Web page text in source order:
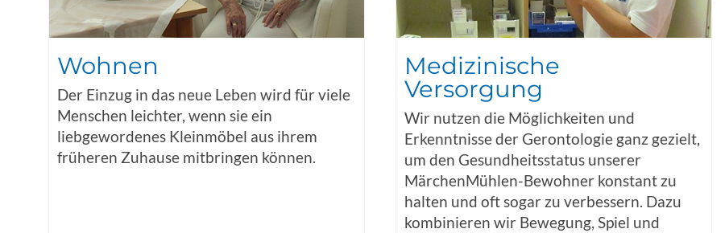
Wohnen
Der Einzug in das neue Leben wird für viele
Menschen leichter, wenn sie ein
liebgewordenes Kleinmöbel aus ihrem
früheren Zuhause mitbringen können.
Medizinische
Versorgung
Wir nutzen die Möglichkeiten und
Erkenntnisse der Gerontologie ganz gezielt,
um den Gesundheitsstatus unserer
MärchenMühlen-Bewohner konstant zu
halten und oft sogar zu verbessern. Dazu
kombinieren wir Bewegung, Spiel und